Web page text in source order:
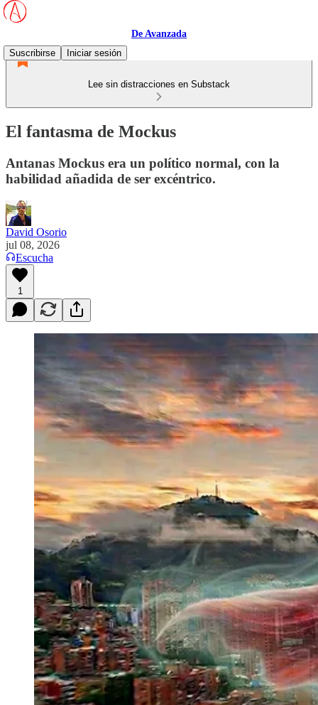
De Avanzada
Suscribirse
Iniciar sesión
Lee sin distracciones en Substack
El fantasma de Mockus
Antanas Mockus era un político normal, con la
habilidad añadida de ser excéntrico.
David Osorio
jul 08, 2026
Escucha
1